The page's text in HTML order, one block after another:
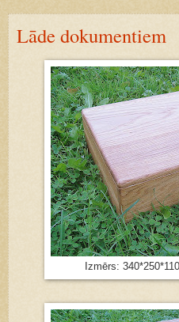
Lāde dokumentiem
Izmērs: